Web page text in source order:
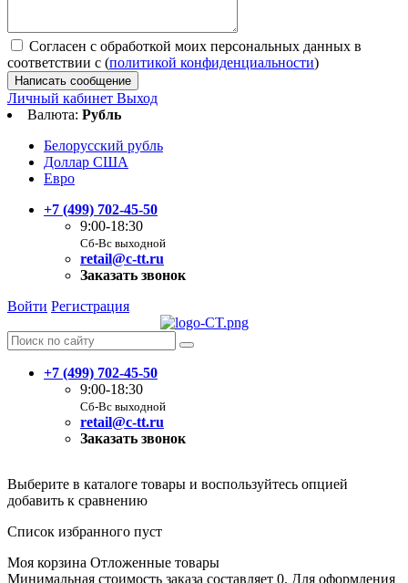
Согласен с обработкой моих персональных данных в
соответствии с (политикой конфиденциальности)
Написать сообщение
Личный кабинет Выход
Валюта: Рубль
Белорусский рубль
Доллар США
Евро
+7 (499) 702-45-50
9:00-18:30
Сб-Вс выходной
retail@c-tt.ru
Заказать звонок
Войти Регистрация
+7 (499) 702-45-50
9:00-18:30
Сб-Вс выходной
retail@c-tt.ru
Заказать звонок
Выберите в каталоге товары и воспользуйтесь опцией
добавить к сравнению
Список избранного пуст
Моя корзина Отложенные товары
Минимальная стоимость заказа составляет 0. Для оформления